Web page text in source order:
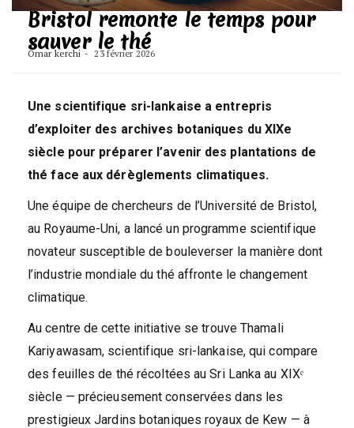
Bristol remonte le temps pour
sauver le thé
Omar kerchi 23 février 2026
Une scientifique sri-lankaise a entrepris
d’exploiter des archives botaniques du XIXe
siècle pour préparer l’avenir des plantations de
thé face aux dérèglements climatiques.
Une équipe de chercheurs de l’Université de Bristol,
au Royaume-Uni, a lancé un programme scientifique
novateur susceptible de bouleverser la manière dont
l’industrie mondiale du thé affronte le changement
climatique.
Au centre de cette initiative se trouve Thamali
Kariyawasam, scientifique sri-lankaise, qui compare
des feuilles de thé récoltées au Sri Lanka au XIXᵉ
siècle — précieusement conservées dans les
prestigieux Jardins botaniques royaux de Kew — à